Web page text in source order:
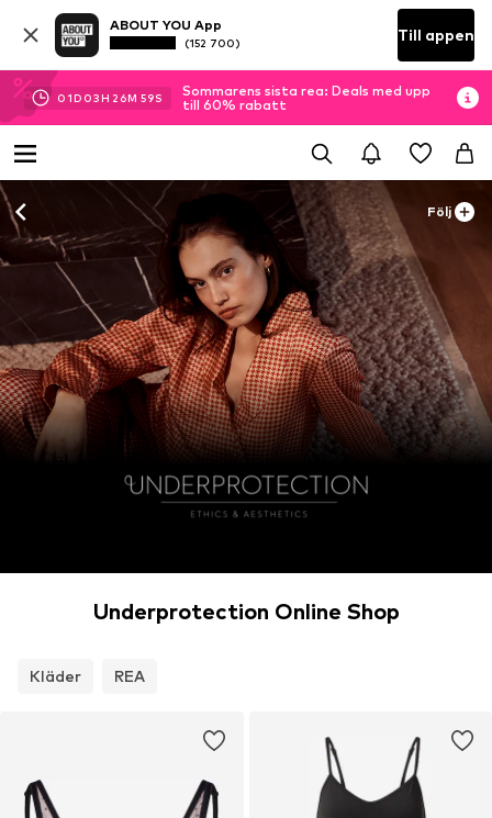
ABOUT YOU App
(152 700) Till appen
01D 03H 26M 59S
Sommarens sista rea: Deals med upp
till 60% rabatt
Följ
Underprotection Online Shop
Kläder REA